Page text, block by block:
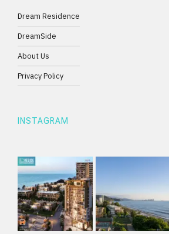
Dream Residence
DreamSide
About Us
Privacy Policy
INSTAGRAM